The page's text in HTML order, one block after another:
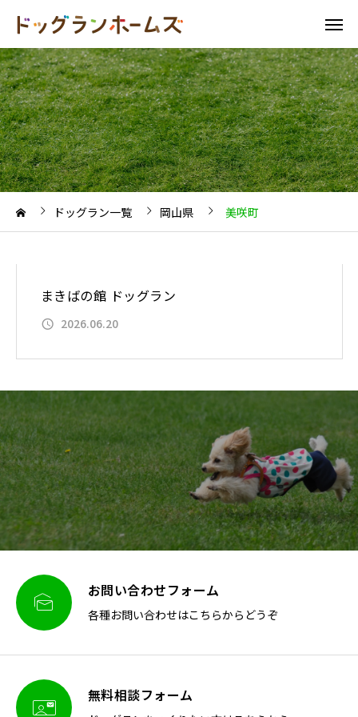
ドッグラン一覧 岡山県 美咲町
まきばの館 ドッグラン
2026.06.20
 お問い合わせフォーム
各種お問い合わせはこちらからどうぞ
 無料相談フォーム